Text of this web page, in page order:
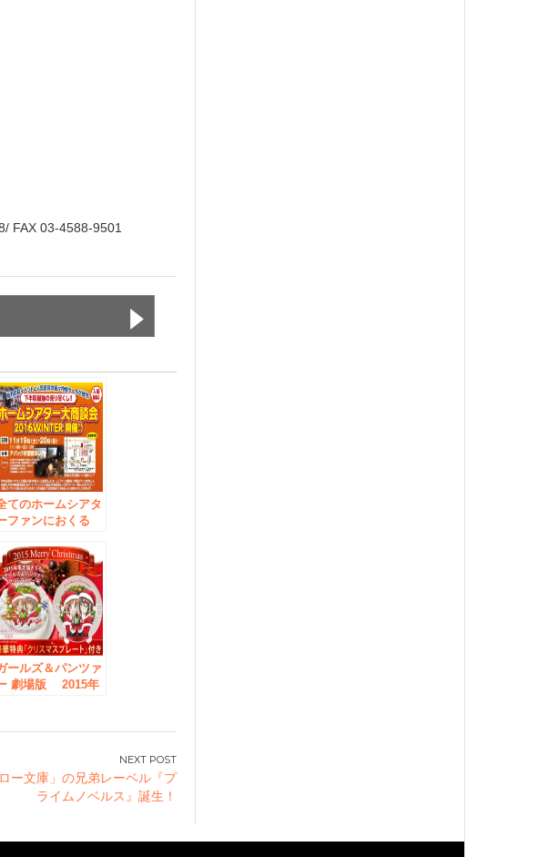
FAX 03-4588-9501
てのホームシアタ
ファンにおくる
ト企画 「ホームシ
ター大商談会
WINTER」
月19日・20日 秋
葉原にて開催
ールズ＆パンツァ
劇場版 2015年
ー文庫」の兄弟レーベル『プ
ライムノベルス』誕生！